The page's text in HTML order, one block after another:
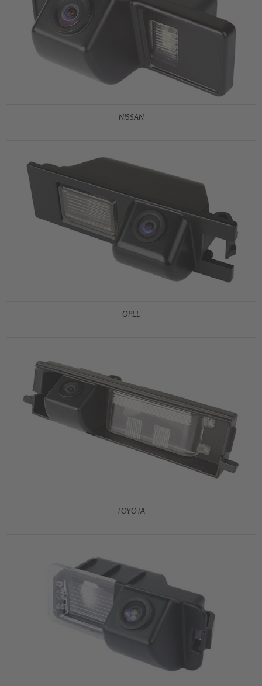
NISSAN
OPEL
TOYOTA